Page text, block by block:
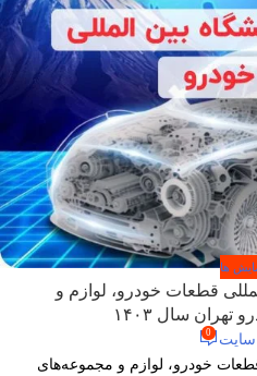
ها
قطعات خودرو، لوازم و
سال ۱۴۰۳
سایت 0
خودرو، لوازم و مجموعه‌های